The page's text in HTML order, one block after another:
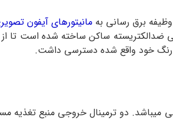
مانیتورهای آیفون
رنگ خود واقع شده دسترسی داشت.